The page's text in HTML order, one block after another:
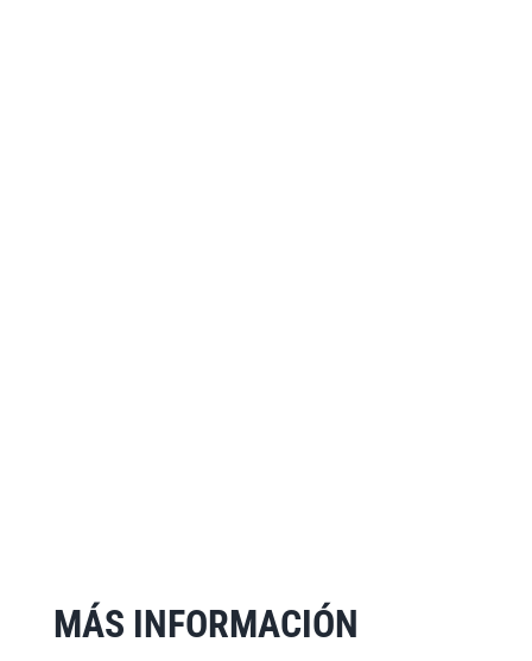
MÁS INFORMACIÓN